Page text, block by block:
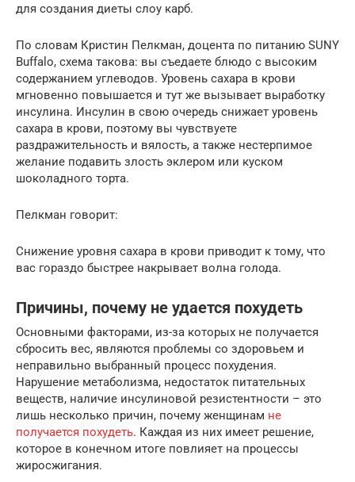
для создания диеты слоу карб.
По словам Кристин Пелкман, доцента по питанию SUNY
Buffalo, схема такова: вы съедаете блюдо с высоким
содержанием углеводов. Уровень сахара в крови
мгновенно повышается и тут же вызывает выработку
инсулина. Инсулин в свою очередь снижает уровень
сахара в крови, поэтому вы чувствуете
раздражительность и вялость, а также нестерпимое
желание подавить злость эклером или куском
шоколадного торта.
Пелкман говорит:
Снижение уровня сахара в крови приводит к тому, что
вас гораздо быстрее накрывает волна голода.
Причины, почему не удается похудеть
Основными факторами, из-за которых не получается
сбросить вес, являются проблемы со здоровьем и
неправильно выбранный процесс похудения.
Нарушение метаболизма, недостаток питательных
веществ, наличие инсулиновой резистентности – это
лишь несколько причин, почему женщинам не
получается похудеть. Каждая из них имеет решение,
которое в конечном итоге повлияет на процессы
жиросжигания.